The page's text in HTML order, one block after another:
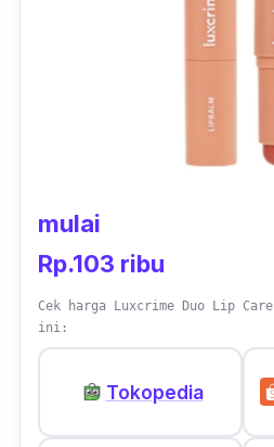
mulai
Rp.103 ribu
Cek harga Luxcrime Duo Lip
ini:
Tokopedia